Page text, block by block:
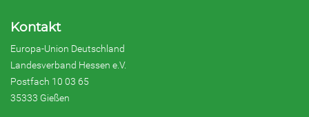
Kontakt
Europa-Union Deutschland
Landesverband Hessen e.V.
Postfach 10 03 65
35333 Gießen